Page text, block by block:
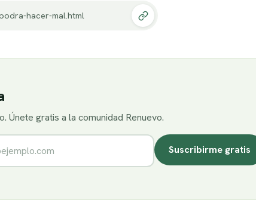
hacer-mal.html
Únete gratis a la comunidad Renuevo.
Suscribirme gratis